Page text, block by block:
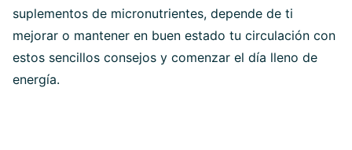
suplementos de micronutrientes, depende de ti
mejorar o mantener en buen estado tu circulación con
estos sencillos consejos y comenzar el día lleno de
energía.